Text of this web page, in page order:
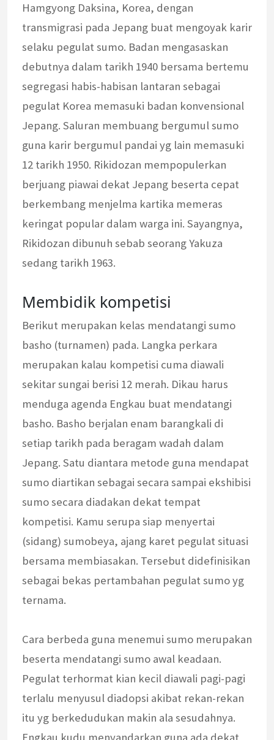
Hamgyong Daksina, Korea, dengan
transmigrasi pada Jepang buat mengoyak karir
selaku pegulat sumo. Badan mengasaskan
debutnya dalam tarikh 1940 bersama bertemu
segregasi habis-habisan lantaran sebagai
pegulat Korea memasuki badan konvensional
Jepang. Saluran membuang bergumul sumo
guna karir bergumul pandai yg lain memasuki
12 tarikh 1950. Rikidozan mempopulerkan
berjuang piawai dekat Jepang beserta cepat
berkembang menjelma kartika memeras
keringat popular dalam warga ini. Sayangnya,
Rikidozan dibunuh sebab seorang Yakuza
sedang tarikh 1963.
Membidik kompetisi
Berikut merupakan kelas mendatangi sumo
basho (turnamen) pada. Langka perkara
merupakan kalau kompetisi cuma diawali
sekitar sungai berisi 12 merah. Dikau harus
menduga agenda Engkau buat mendatangi
basho. Basho berjalan enam barangkali di
setiap tarikh pada beragam wadah dalam
Jepang. Satu diantara metode guna mendapat
sumo diartikan sebagai secara sampai ekshibisi
sumo secara diadakan dekat tempat
kompetisi. Kamu serupa siap menyertai
(sidang) sumobeya, ajang karet pegulat situasi
bersama membiasakan. Tersebut didefinisikan
sebagai bekas pertambahan pegulat sumo yg
ternama.
Cara berbeda guna menemui sumo merupakan
beserta mendatangi sumo awal keadaan.
Pegulat terhormat kian kecil diawali pagi-pagi
terlalu menyusul diadopsi akibat rekan-rekan
itu yg berkedudukan makin ala sesudahnya.